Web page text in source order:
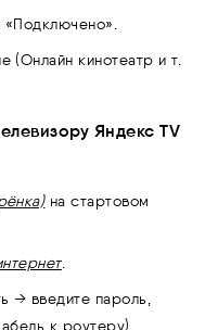
«Подключено».
(Онлайн кинотеатр и т.
Яндекс TV
на стартовом
.
→ введите пароль,
к роутеру).